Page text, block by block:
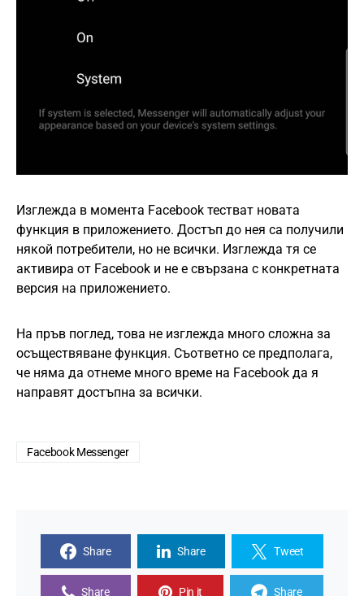
Изглежда в момента Facebook тестват новата
функция в приложението. Достъп до нея са получили
някой потребители, но не всички. Изглежда тя се
активира от Facebook и не е свързана с конкретната
версия на приложението.
На пръв поглед, това не изглежда много сложна за
осъществяване функция. Съответно се предполага,
че няма да отнеме много време на Facebook да я
направят достъпна за всички.
Facebook Messenger
Share Share Tweet
Share Pin it Share